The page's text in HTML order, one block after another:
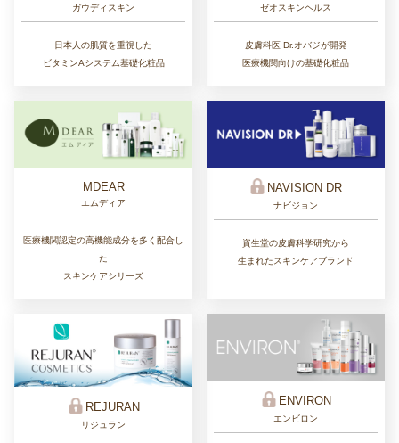
ガウディスキン
日本人の肌質を重視した
ビタミンAシステム基礎化粧品
ゼオスキンヘルス
皮膚科医 Dr.オバジが開発
医療機関向けの基礎化粧品
MDEAR
エムディア
医療機関認定の高機能成分を多く配合し
た
スキンケアシリーズ
NAVISION DR
ナビジョン
資生堂の皮膚科学研究から
生まれたスキンケアブランド
REJURAN
リジュラン
ENVIRON
エンビロン